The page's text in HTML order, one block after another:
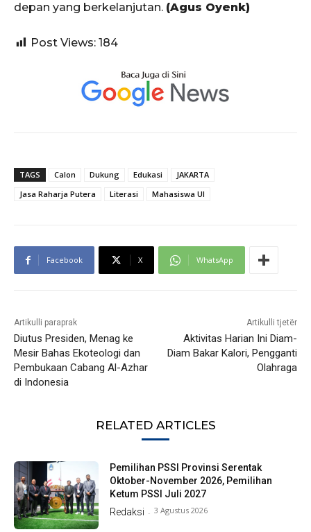
depan yang berkelanjutan. (Agus Oyenk)
Post Views: 184
TAGS Calon Dukung Edukasi
JAKARTA
Jasa Raharja Putera
Literasi Mahasiswa UI
Facebook X WhatsApp
Artikulli paraprak
Diutus Presiden, Menag ke
Mesir Bahas Ekoteologi dan
Pembukaan Cabang Al-Azhar
di Indonesia
Artikulli tjetër
Aktivitas Harian Ini Diam-
Diam Bakar Kalori, Pengganti
Olahraga
RELATED ARTICLES
Pemilihan PSSI Provinsi Serentak
Oktober-November 2026, Pemilihan
Ketum PSSI Juli 2027
Redaksi - 3 Agustus 2026